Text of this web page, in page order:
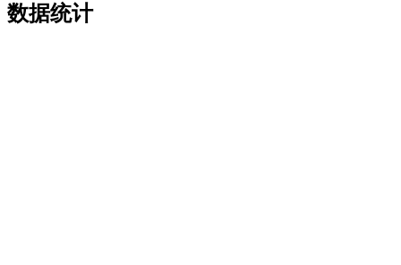
数据统计